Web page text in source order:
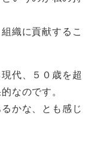
織に貢献するこ
代、５０歳を超
なのです。
かな、とも感じ